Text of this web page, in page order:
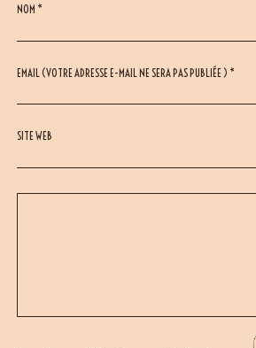
NOM *
EMAIL (VOTRE ADRESSE E-MAIL NE SERA PAS PUBLIÉE ) *
SITE WEB